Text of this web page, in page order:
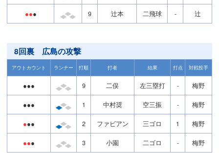
●●● 9 辻本 二飛球 - 辻
8回裏 広島の攻撃
アウトカウント ランナー 打順 打者 結果 打点 対戦投手
●●● 9 二俣 左三塁打 - 梅野
●●● 1 中村奨 空三振 - 梅野
●●● 2 ファビアン 三ゴロ 1 梅野
●●● 3 小園 二ゴロ - 梅野